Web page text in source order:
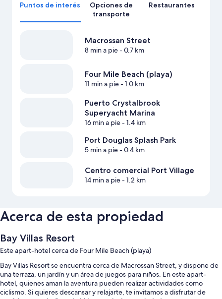
Puntos de interés
Opciones de
transporte
Restaurantes
Macrossan Street
8 min a pie- 0.7 km
Four Mile Beach (playa)
11 min a pie- 1.0 km
Puerto Crystalbrook
Superyacht Marina
16 min a pie- 1.4 km
Port Douglas Splash Park
5 min a pie- 0.4 km
Centro comercial Port Village
14 min a pie- 1.2 km
Acerca de esta propiedad
Bay Villas Resort
Este apart-hotel cerca de Four Mile Beach (playa)
Bay Villas Resort se encuentra cerca de Macrossan Street, y dispone de
una terraza, un jardín y un área de juegos para niños. En este apart-
hotel, quienes aman la aventura pueden realizar actividades como
ciclismo. Si quieres descansar y relajarte, te invitamos a disfrutar de